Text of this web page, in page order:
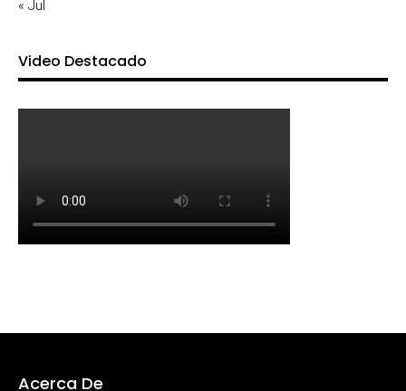
« Jul
Video Destacado
Acerca De